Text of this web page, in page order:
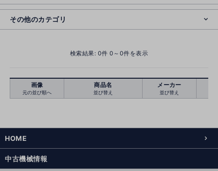
絞り込む クリア
その他のカテゴリ
o
検索結果: 0件 0～0件を表示
画像
元の並び順へ
商品名
並び替え
メーカー
並び替え
HOME
中古機械情報